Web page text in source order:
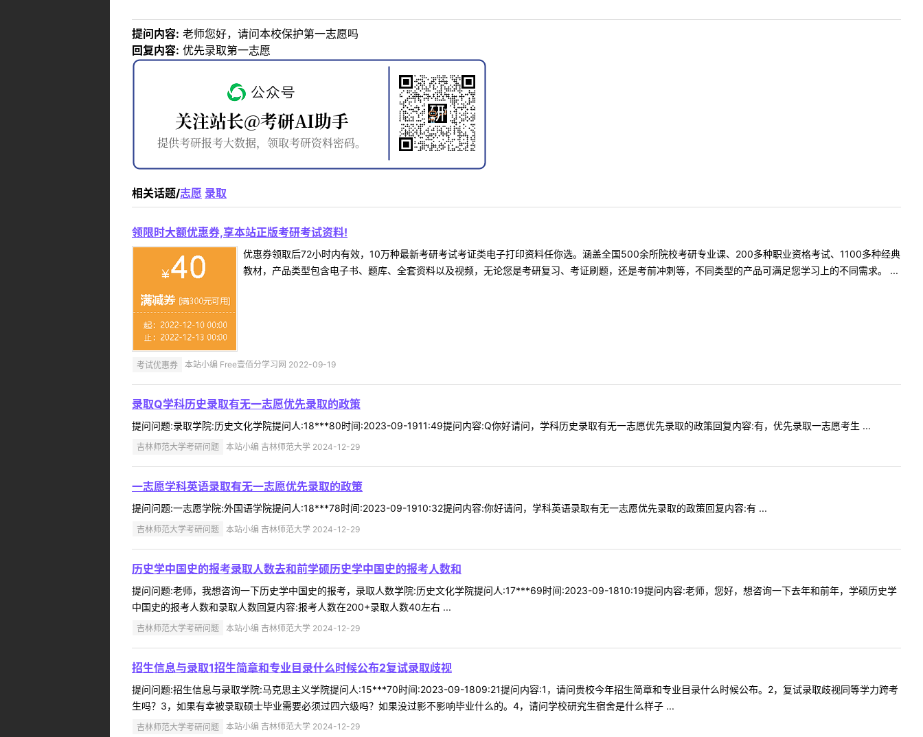
提问内容: 老师您好，请问本校保护第一志愿吗
回复内容: 优先录取第一志愿
相关话题/志愿 录取
领限时大额优惠券,享本站正版考研考试资料!
优惠券领取后72小时内有效，10万种最新考研考试考证类电子打印资料任你选。涵盖全国500余所院校考研专业课、200多种职业资格考试、1100多种经典
教材，产品类型包含电子书、题库、全套资料以及视频，无论您是考研复习、考证刷题，还是考前冲刺等，不同类型的产品可满足您学习上的不同需求。 ...
考试优惠券 本站小编 Free壹佰分学习网 2022-09-19
录取Q学科历史录取有无一志愿优先录取的政策
提问问题:录取学院:历史文化学院提问人:18***80时间:2023-09-1911:49提问内容:Q你好请问，学科历史录取有无一志愿优先录取的政策回复内容:有，优先录取一志愿考生 ...
吉林师范大学考研问题 本站小编 吉林师范大学 2024-12-29
一志愿学科英语录取有无一志愿优先录取的政策
提问问题:一志愿学院:外国语学院提问人:18***78时间:2023-09-1910:32提问内容:你好请问，学科英语录取有无一志愿优先录取的政策回复内容:有 ...
吉林师范大学考研问题 本站小编 吉林师范大学 2024-12-29
历史学中国史的报考录取人数去和前学硕历史学中国史的报考人数和
提问问题:老师，我想咨询一下历史学中国史的报考，录取人数学院:历史文化学院提问人:17***69时间:2023-09-1810:19提问内容:老师，您好，想咨询一下去年和前年，学硕历史学
中国史的报考人数和录取人数回复内容:报考人数在200+录取人数40左右 ...
吉林师范大学考研问题 本站小编 吉林师范大学 2024-12-29
招生信息与录取1招生简章和专业目录什么时候公布2复试录取歧视
提问问题:招生信息与录取学院:马克思主义学院提问人:15***70时间:2023-09-1809:21提问内容:1，请问贵校今年招生简章和专业目录什么时候公布。2，复试录取歧视同等学力跨考
生吗？3，如果有幸被录取硕士毕业需要必须过四六级吗？如果没过影不影响毕业什么的。4，请问学校研究生宿舍是什么样子 ...
吉林师范大学考研问题 本站小编 吉林师范大学 2024-12-29